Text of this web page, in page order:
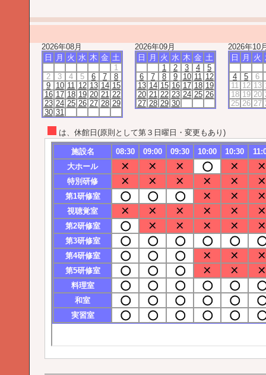
2026年08月
日
月 火 水 木 金 土
1
2
3 4 5 6 7
8
9
10 11 12 13 14 15
16 17 18 19 20 21 22
23 24 25 26 27 28 29
30 31
2026年09月
日
月 火 水 木 金 土
1
2 3 4
5
6
7 8 9 10 11 12
13 14 15 16 17 18 19
20 21 22 23 24 25 26
27 28 29 30
2026年10
日
月 火
4 5
6
11 12 13
18 19 20
25 26 27
は、休館日(原則として第３日曜日・変更もあり)